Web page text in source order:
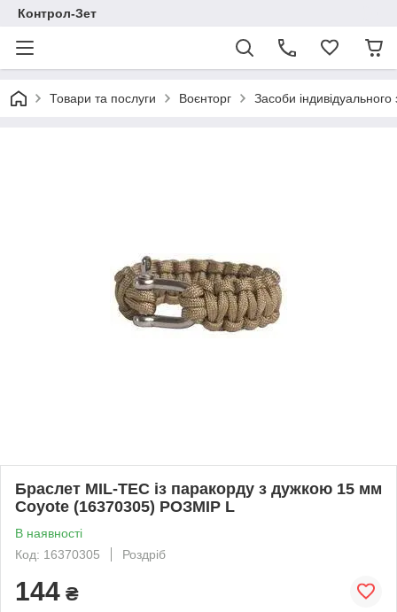
Контрол-Зет
Товари та послуги Воєнторг Засоби індивідуального
Браслет MIL-TEC із паракорду з дужкою 15 мм
Coyote (16370305) РОЗМІР L
В наявності
Код: 16370305
Роздріб
144 ₴